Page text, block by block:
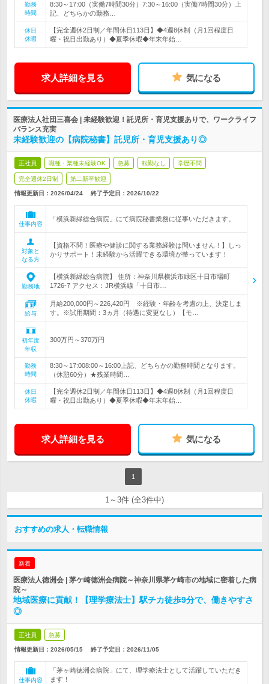
勤務
時間
8:30～17:00（実働7時間30分）7:30～16:00（実働7時間30分）上
記、どちらかの勤務…
休日
休暇
【完全週休2日制／年間休日113日】◆4週8休制（月1回程度日
曜・祝日出勤あり）◆夏季休暇◆年末年始…
求人詳細を見る 気になる
医療法人社団三喜会 | 未経験歓迎！託児所・育児支援ありで、ワークライフ
バランス充実
未経験歓迎の【病院秘書】託児所・育児支援あり◎
正社員 職種・業種未経験OK 急募 転勤なし 学歴不問
完全週休2日制 第二新卒歓迎
情報更新日：2026/04/24 終了予定日： 2026/10/22
仕事内容
「横浜新緑総合病院」にて病院秘書業務に従事いただきます。
対象と
なる方
【資格不問！医療や健診に関する業務経験は問いません！】しっ
かりサポート！未経験から活躍できる環境が整っています！
勤務地
【横浜新緑総合病院】 住所：神奈川県横浜市緑区十日市場町
1726-7 アクセス：JR横浜線「十日市…
給与
月給200,000円～226,420円 ※経験・年齢を考慮の上、決定しま
す。※試用期間：3ヵ月（待遇に変更なし）【モ…
初年度
年収
300万円～370万円
勤務
時間
8:30～17:008:00～16:00上記、どちらかの勤務時間となります。
（休憩60分）★残業時間…
休日
休暇
【完全週休2日制／年間休日113日】◆4週8休制（月1回程度日
曜・祝日出勤あり）◆夏季休暇◆年末年始…
求人詳細を見る 気になる
1
1～3件 (全3件中)
おすすめの求人・転職情報
新着
医療法人徳洲会 | 茅ケ崎徳洲会病院～神奈川県茅ケ崎市の地域に密着した病
院～
地域医療に貢献！【理学療法士】駅チカ徒歩9分で、働きやすさ
◎
正社員 急募
情報更新日：2026/05/15 終了予定日： 2026/11/05
仕事内容
「茅ヶ崎徳洲会病院」にて、理学療法士として活躍していただき
ます！